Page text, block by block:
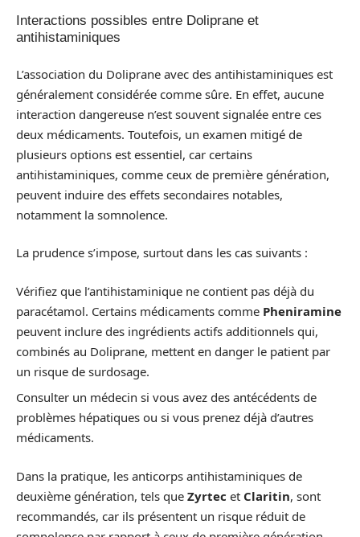
Interactions possibles entre Doliprane et
antihistaminiques
L’association du Doliprane avec des antihistaminiques est
généralement considérée comme sûre. En effet, aucune
interaction dangereuse n’est souvent signalée entre ces
deux médicaments. Toutefois, un examen mitigé de
plusieurs options est essentiel, car certains
antihistaminiques, comme ceux de première génération,
peuvent induire des effets secondaires notables,
notamment la somnolence.
La prudence s’impose, surtout dans les cas suivants :
Vérifiez que l’antihistaminique ne contient pas déjà du
paracétamol. Certains médicaments comme Pheniramine
peuvent inclure des ingrédients actifs additionnels qui,
combinés au Doliprane, mettent en danger le patient par
un risque de surdosage.
Consulter un médecin si vous avez des antécédents de
problèmes hépatiques ou si vous prenez déjà d’autres
médicaments.
Dans la pratique, les anticorps antihistaminiques de
deuxième génération, tels que Zyrtec et Claritin, sont
recommandés, car ils présentent un risque réduit de